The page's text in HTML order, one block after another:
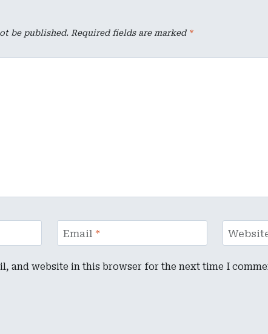
be published. Required fields are marked *
Email *
and website in this browser for the next time I